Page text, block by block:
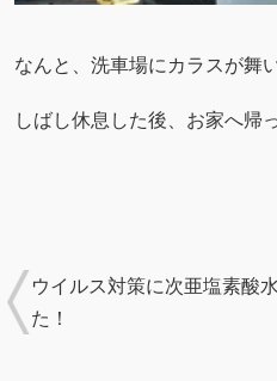
なんと、洗車場にカラスが舞
しばし休息した後、お家へ帰
ウイルス対策に次亜塩素酸
た！